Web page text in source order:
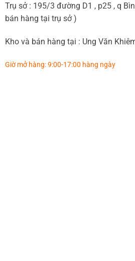
Trụ sở : 195/3 đường D1 , p25 , q
bán hàng tại trụ sở )
Kho và bán hàng tại : Ung Văn
Giờ mở hàng: 9:00-17:00 hàng ngày